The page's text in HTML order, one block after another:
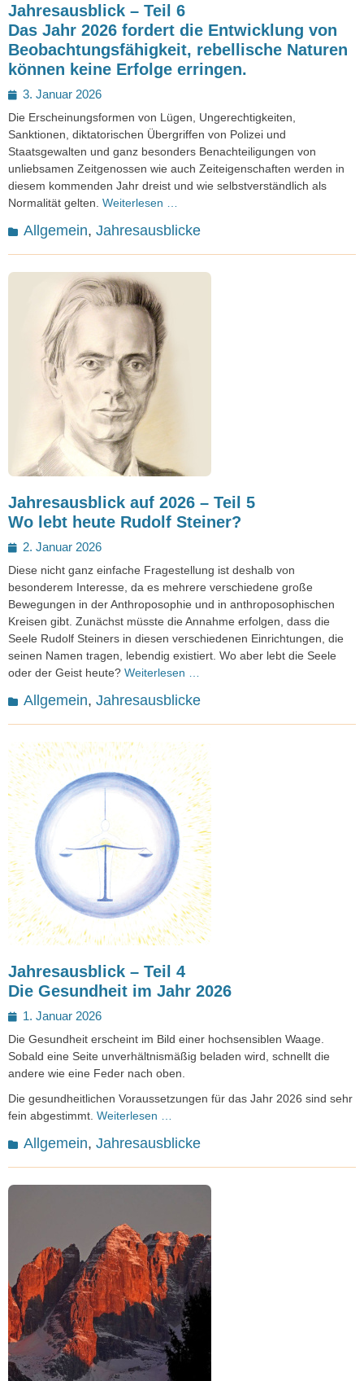
Jahresausblick – Teil 6
Das Jahr 2026 fordert die Entwicklung von
Beobachtungsfähigkeit, rebellische Naturen
können keine Erfolge erringen.
Posted
on
3. Januar 2026
Die Erscheinungsformen von Lügen, Ungerechtigkeiten,
Sanktionen, diktatorischen Übergriffen von Polizei und
Staatsgewalten und ganz besonders Benachteiligungen von
unliebsamen Zeitgenossen wie auch Zeiteigenschaften werden in
diesem kommenden Jahr dreist und wie selbstverständlich als
Normalität gelten. Weiterlesen …
Kategorien
Allgemein, Jahresausblicke
Jahresausblick auf 2026 – Teil 5
Wo lebt heute Rudolf Steiner?
Posted
on
2. Januar 2026
Diese nicht ganz einfache Fragestellung ist deshalb von
besonderem Interesse, da es mehrere verschiedene große
Bewegungen in der Anthroposophie und in anthroposophischen
Kreisen gibt. Zunächst müsste die Annahme erfolgen, dass die
Seele Rudolf Steiners in diesen verschiedenen Einrichtungen, die
seinen Namen tragen, lebendig existiert. Wo aber lebt die Seele
oder der Geist heute? Weiterlesen …
Kategorien
Allgemein, Jahresausblicke
Jahresausblick – Teil 4
Die Gesundheit im Jahr 2026
Posted
on
1. Januar 2026
Die Gesundheit erscheint im Bild einer hochsensiblen Waage.
Sobald eine Seite unverhältnismäßig beladen wird, schnellt die
andere wie eine Feder nach oben.
Die gesundheitlichen Voraussetzungen für das Jahr 2026 sind sehr
fein abgestimmt. Weiterlesen …
Kategorien
Allgemein, Jahresausblicke